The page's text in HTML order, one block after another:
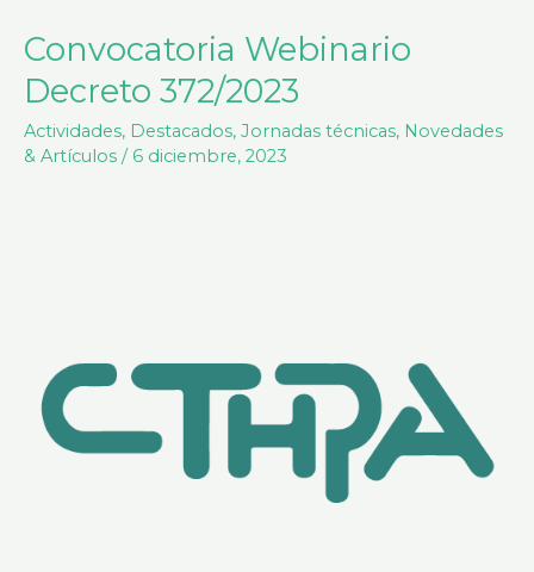
Convocatoria Webinario
Decreto 372/2023
Actividades, Destacados, Jornadas técnicas, Novedades
& Artículos / 6 diciembre, 2023
Convocatoria
Webinario
Decreto
372/2023